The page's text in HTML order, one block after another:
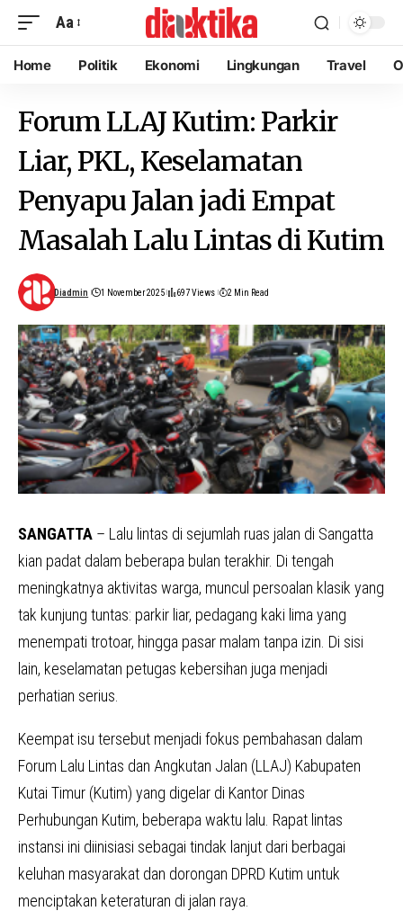
Aa
Home Politik Ekonomi Lingkungan Travel
Forum LLAJ Kutim: Parkir
Liar, PKL, Keselamatan
Penyapu Jalan jadi Empat
Masalah Lalu Lintas di Kutim
Diadmin 1 November 2025 697 Views 2 Min Read
SANGATTA – Lalu lintas di sejumlah ruas jalan di Sangatta
kian padat dalam beberapa bulan terakhir. Di tengah
meningkatnya aktivitas warga, muncul persoalan klasik yang
tak kunjung tuntas: parkir liar, pedagang kaki lima yang
menempati trotoar, hingga pasar malam tanpa izin. Di sisi
lain, keselamatan petugas kebersihan juga menjadi
perhatian serius.
Keempat isu tersebut menjadi fokus pembahasan dalam
Forum Lalu Lintas dan Angkutan Jalan (LLAJ) Kabupaten
Kutai Timur (Kutim) yang digelar di Kantor Dinas
Perhubungan Kutim, beberapa waktu lalu. Rapat lintas
instansi ini diinisiasi sebagai tindak lanjut dari berbagai
keluhan masyarakat dan dorongan DPRD Kutim untuk
menciptakan keteraturan di jalan raya.